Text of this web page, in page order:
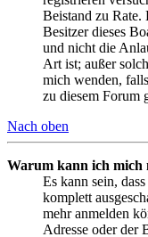
Beistand zu Rate.
Besitzer dieses
und nicht die
Art ist; außer
mich wenden,
zu diesem Forum
Nach oben
Warum kann ich mich
Es kann sein,
komplett
mehr anmelden
Adresse oder der